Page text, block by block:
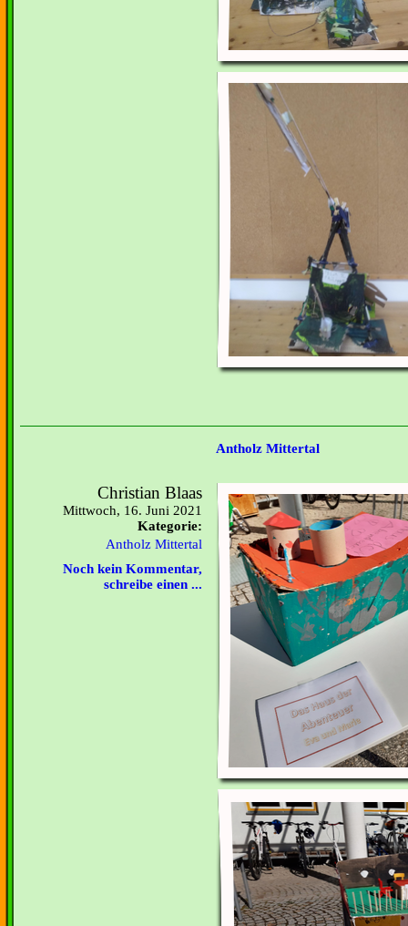
Antholz Mittertal
Christian Blaas
Mittwoch, 16. Juni 2021
Kategorie:
Antholz Mittertal
Noch kein Kommentar,
schreibe einen ...